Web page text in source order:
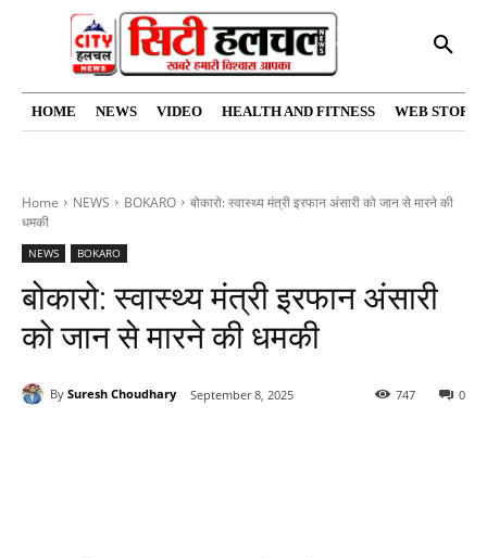
HOME NEWS VIDEO HEALTH AND FITNESS WEB
Home NEWS BOKARO
बोकारो: स्वास्थ्य मंत्री इरफान अंसारी को जान से मारने की
धमकी
NEWS BOKARO
बोकारो: स्वास्थ्य मंत्री इरफान अंसारी
को जान से मारने की धमकी
By Suresh Choudhary September 8, 2025 0
747